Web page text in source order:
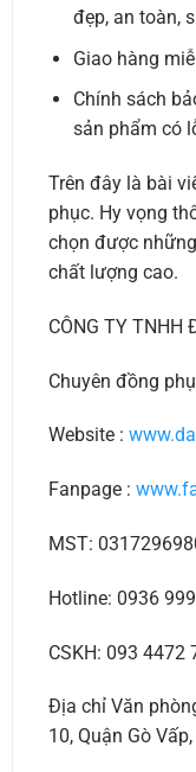
đẹp, an toàn,
Giao hàng
Chính sách
sản phẩm có
Trên đây là bài
phục. Hy vọng
chọn được
chất lượng cao.
CÔNG TY TNHH
Chuyên đồng
Website :
Fanpage :
MST:
Hotline: 0936
CSKH: 093 4472
Địa chỉ Văn
10, Quận Gò